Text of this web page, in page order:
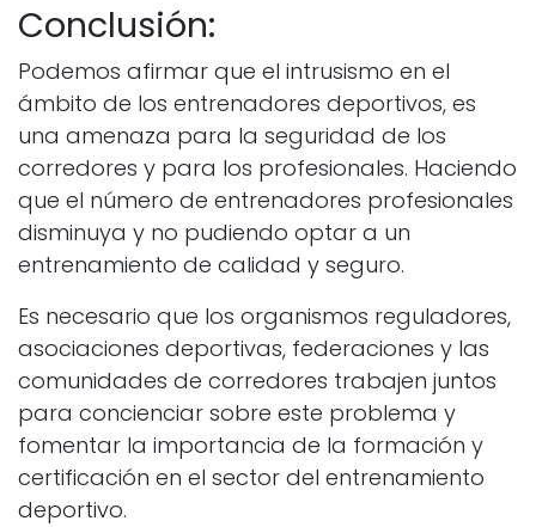
Conclusión:
Podemos afirmar que el intrusismo en el
ámbito de los entrenadores deportivos, es
una amenaza para la seguridad de los
corredores y para los profesionales. Haciendo
que el número de entrenadores profesionales
disminuya y no pudiendo optar a un
entrenamiento de calidad y seguro.
Es necesario que los organismos reguladores,
asociaciones deportivas, federaciones y las
comunidades de corredores trabajen juntos
para concienciar sobre este problema y
fomentar la importancia de la formación y
certificación en el sector del entrenamiento
deportivo.